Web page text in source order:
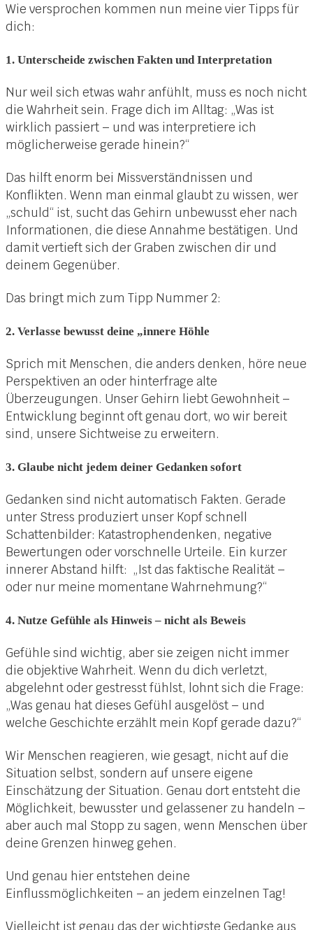
Wie versprochen kommen nun meine vier Tipps für
dich:
1. Unterscheide zwischen Fakten und Interpretation
Nur weil sich etwas wahr anfühlt, muss es noch nicht
die Wahrheit sein. Frage dich im Alltag: „Was ist
wirklich passiert – und was interpretiere ich
möglicherweise gerade hinein?“
Das hilft enorm bei Missverständnissen und
Konflikten. Wenn man einmal glaubt zu wissen, wer
„schuld“ ist, sucht das Gehirn unbewusst eher nach
Informationen, die diese Annahme bestätigen. Und
damit vertieft sich der Graben zwischen dir und
deinem Gegenüber.
Das bringt mich zum Tipp Nummer 2:
2. Verlasse bewusst deine „innere Höhle
Sprich mit Menschen, die anders denken, höre neue
Perspektiven an oder hinterfrage alte
Überzeugungen. Unser Gehirn liebt Gewohnheit –
Entwicklung beginnt oft genau dort, wo wir bereit
sind, unsere Sichtweise zu erweitern.
3. Glaube nicht jedem deiner Gedanken sofort
Gedanken sind nicht automatisch Fakten. Gerade
unter Stress produziert unser Kopf schnell
Schattenbilder: Katastrophendenken, negative
Bewertungen oder vorschnelle Urteile. Ein kurzer
innerer Abstand hilft: „Ist das faktische Realität –
oder nur meine momentane Wahrnehmung?“
4. Nutze Gefühle als Hinweis – nicht als Beweis
Gefühle sind wichtig, aber sie zeigen nicht immer
die objektive Wahrheit. Wenn du dich verletzt,
abgelehnt oder gestresst fühlst, lohnt sich die Frage:
„Was genau hat dieses Gefühl ausgelöst – und
welche Geschichte erzählt mein Kopf gerade dazu?“
Wir Menschen reagieren, wie gesagt, nicht auf die
Situation selbst, sondern auf unsere eigene
Einschätzung der Situation. Genau dort entsteht die
Möglichkeit, bewusster und gelassener zu handeln –
aber auch mal Stopp zu sagen, wenn Menschen über
deine Grenzen hinweg gehen.
Und genau hier entstehen deine
Einflussmöglichkeiten – an jedem einzelnen Tag!
Vielleicht ist genau das der wichtigste Gedanke aus